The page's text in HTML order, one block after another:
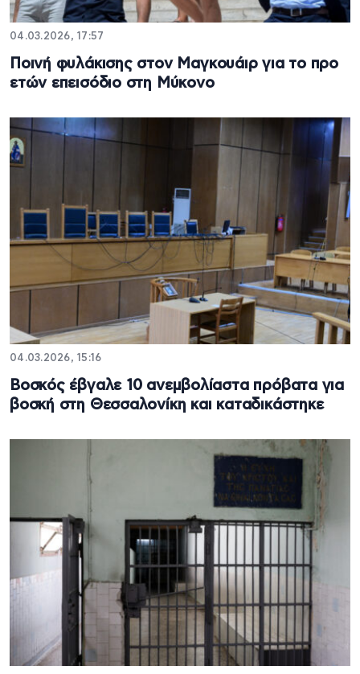
04.03.2026, 17:57
Ποινή φυλάκισης στον Μαγκουάιρ για το προ
ετών επεισόδιο στη Μύκονο
04.03.2026, 15:16
Βοσκός έβγαλε 10 ανεμβολίαστα πρόβατα για
βοσκή στη Θεσσαλονίκη και καταδικάστηκε